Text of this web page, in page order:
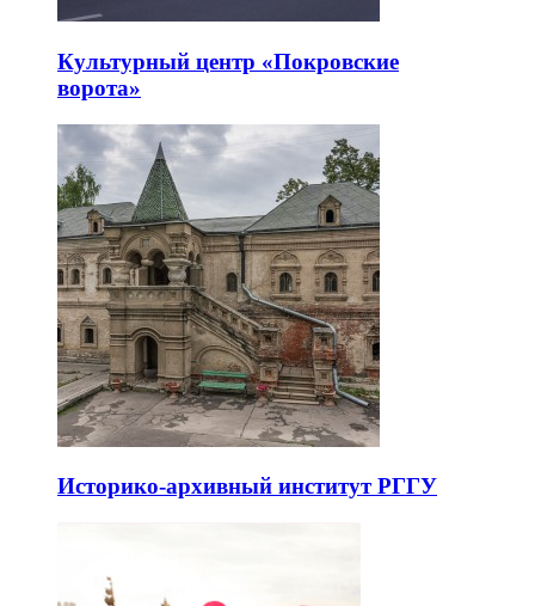
Культурный центр «Покровские
ворота»
Историко-архивный институт РГГУ